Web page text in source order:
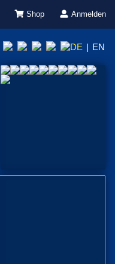
Shop Anmelden
DE | EN